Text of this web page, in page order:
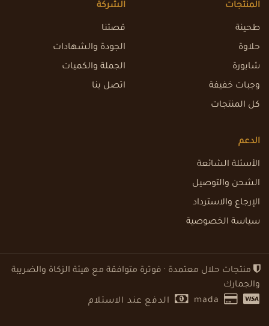
المنتجات
طحينة
حلاوة
شابورة
وجبات خفيفة
كل المنتجات
الشركة
قصتنا
الجودة والشهادات
الجملة والكميات
اتصل بنا
الدعم
الأسئلة الشائعة
الشحن والتوصيل
الإرجاع والاسترداد
سياسة الخصوصية
منتجات حلال معتمدة · فوترة متوافقة مع هيئة الزكاة والضريبة
والجمارك
mada
الدفع عند الاستلام